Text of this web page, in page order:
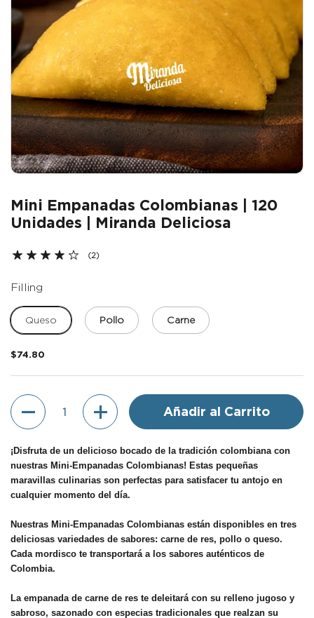
Mini Empanadas Colombianas | 120
Unidades | Miranda Deliciosa
(2)
Filling
Queso Pollo Carne
$74.80
Cantidad
Añadir al Carrito
¡Disfruta de un delicioso bocado de la tradición colombiana con
nuestras Mini-Empanadas Colombianas! Estas pequeñas
maravillas culinarias son perfectas para satisfacer tu antojo en
cualquier momento del día.
Nuestras Mini-Empanadas Colombianas están disponibles en tres
deliciosas variedades de sabores: carne de res, pollo o queso.
Cada mordisco te transportará a los sabores auténticos de
Colombia.
La empanada de carne de res te deleitará con su relleno jugoso y
sabroso, sazonado con especias tradicionales que realzan su